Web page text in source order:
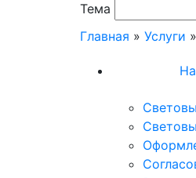
Тема
Главная » Услуги »